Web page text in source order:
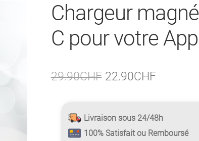
Chargeur
C pour votre
29.90CHF Le
initial
était :
22.90CHFLe
actuel
est :
Livraison sous 24/48h
100% Satisfait ou Remboursé